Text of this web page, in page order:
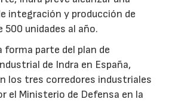
integración y producción de
500 unidades al año.
forma parte del plan de
de Indra en España,
los tres corredores industriales
el Ministerio de Defensa en la